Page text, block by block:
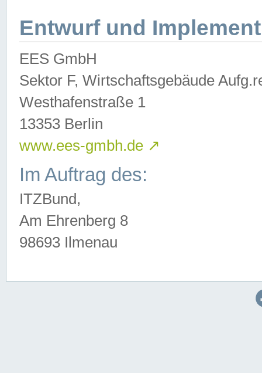
Entwurf und
EES GmbH
Sektor F, Wirtschaftsgebäude
Westhafenstraße 1
13353 Berlin
www.ees-gmbh.de ↗
Im Auftrag des:
ITZBund,
Am Ehrenberg 8
98693 Ilmenau